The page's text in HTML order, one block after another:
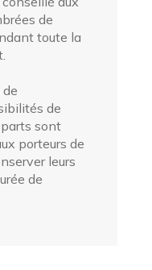
de
toute la
de
sont
porteurs de
leurs
de